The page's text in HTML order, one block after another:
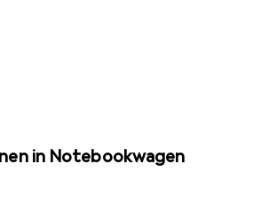
in Notebookwagen